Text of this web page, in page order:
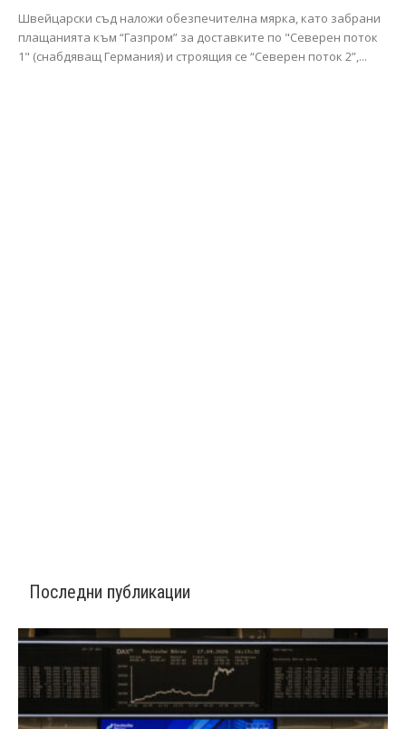
Швейцарски съд наложи обезпечителна мярка, като забрани
плащанията към “Газпром” за доставките по "Северен поток
1" (снабдяващ Германия) и строящия се “Северен поток 2”,...
Последни публикации